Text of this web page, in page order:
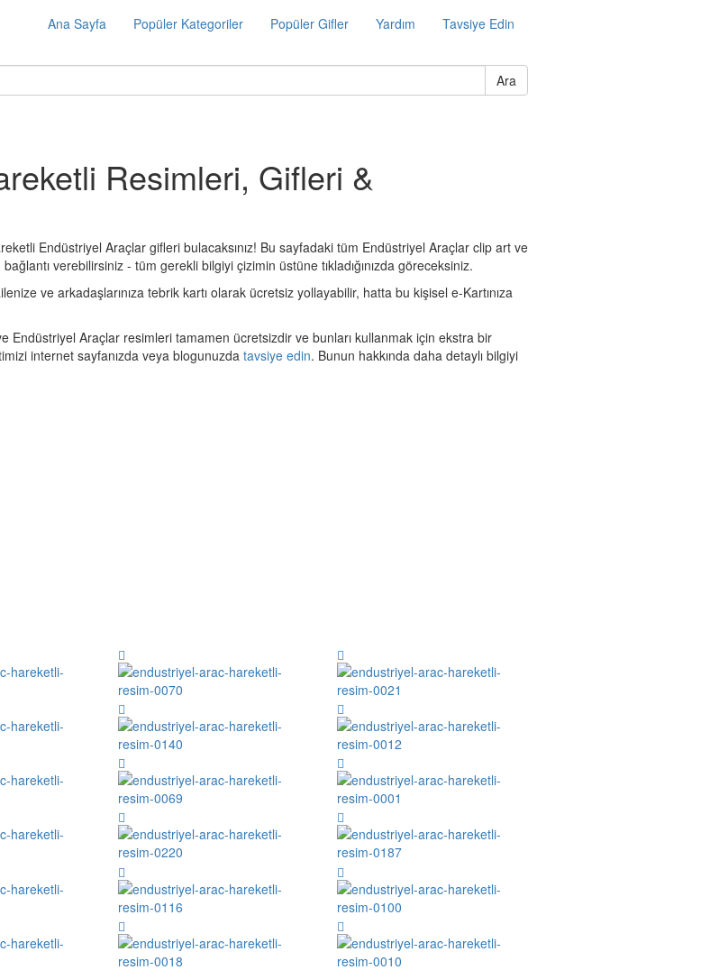
Ana Sayfa Popüler Kategoriler Popüler Gifler Yardım Tavsiye Edin
Ara
Resimleri, Gifleri &
Endüstriyel Araçlar gifleri bulacaksınız! Bu sayfadaki tüm Endüstriyel Araçlar clip art ve
verebilirsiniz - tüm gerekli bilgiyi çizimin üstüne tıkladığınızda göreceksiniz.
ve arkadaşlarınıza tebrik kartı olarak ücretsiz yollayabilir, hatta bu kişisel e-Kartınıza
Endüstriyel Araçlar resimleri tamamen ücretsizdir ve bunları kullanmak için ekstra bir
internet sayfanızda veya blogunuzda tavsiye edin. Bunun hakkında daha detaylı bilgiyi